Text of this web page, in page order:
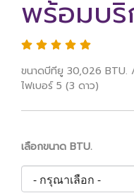
พร้อมบ
ขนาดบีทียู 30,026 BTU.
ไฟเบอร์ 5 (3 ดาว)
เลือกขนาด BTU.